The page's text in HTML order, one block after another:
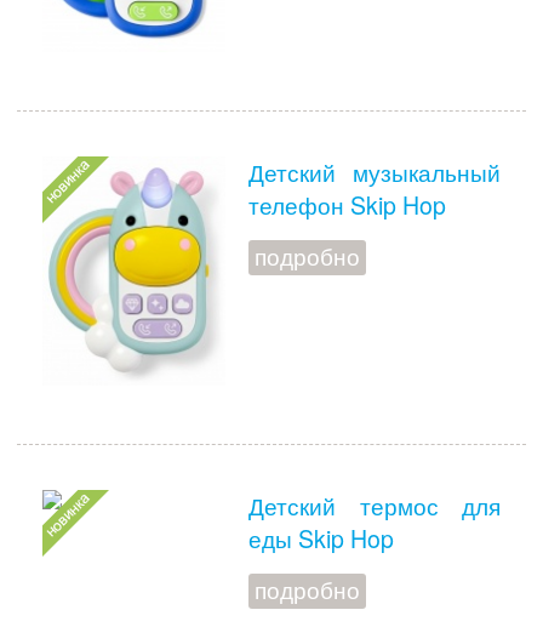
Детский музыкальный
телефон Skip Hop
подробно
Детский термос для
еды Skip Hop
подробно